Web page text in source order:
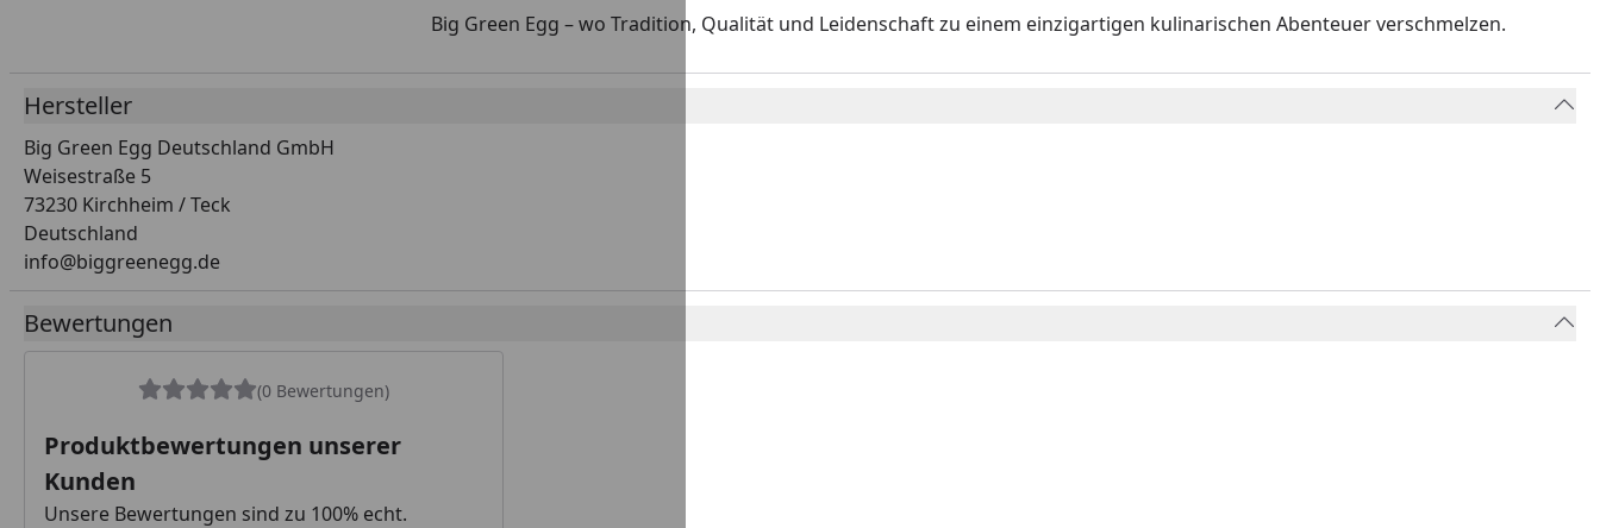
Big Green Egg – wo Tradition, Qualität und Leidenschaft zu einem einzigartigen kulinarischen Abenteuer verschmelzen.
Hersteller
Big Green Egg Deutschland GmbH
Weisestraße 5
73230 Kirchheim / Teck
Deutschland
info@biggreenegg.de
Bewertungen
(0 Bewertungen)
Produktbewertungen unserer
Kunden
Unsere Bewertungen sind zu 100% echt.